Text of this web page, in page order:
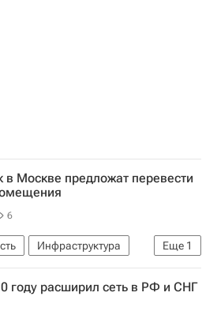
в Москве предложат перевести
6
Еще 1
Инфраструктура
году расширил сеть в РФ и СНГ